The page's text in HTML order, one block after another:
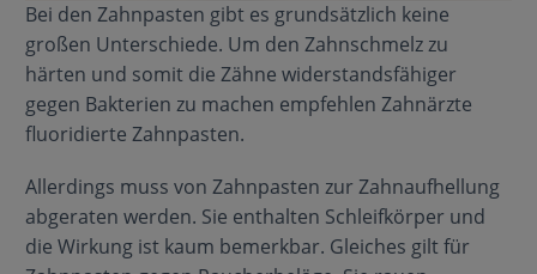
Bei den Zahnpasten gibt es grundsätzlich keine
großen Unterschiede. Um den Zahnschmelz zu
härten und somit die Zähne widerstandsfähiger
gegen Bakterien zu machen empfehlen Zahnärzte
fluoridierte Zahnpasten.
Allerdings muss von Zahnpasten zur Zahnaufhellung
abgeraten werden. Sie enthalten Schleifkörper und
die Wirkung ist kaum bemerkbar. Gleiches gilt für